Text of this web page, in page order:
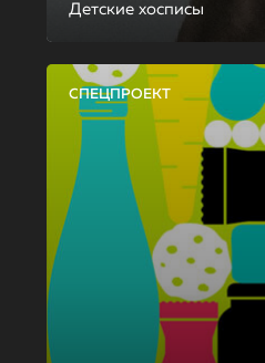
Детские хосписы
СПЕЦПРОЕКТ